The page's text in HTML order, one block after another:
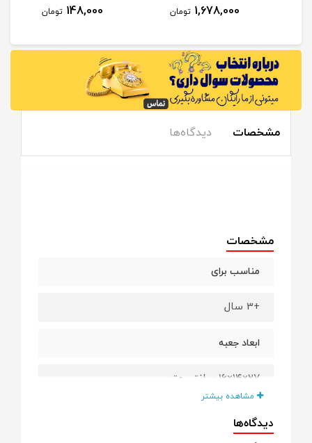
1,678,000 تومان 148,000 تومان
مشخصات دیدگاه‌ها
مشخصات
مناسب برای
+3 سال
ابعاد جعبه
۲۷×۱۴×۱۶ سانتی متر
ویژگی ها
مشاهده بیشتر
دیدگاه‌ها